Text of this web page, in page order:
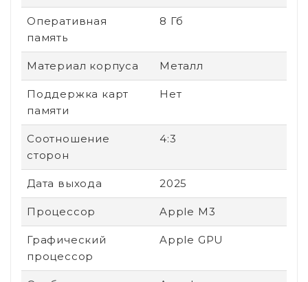
Оперативная
память
8 Гб
Материал корпуса Металл
Поддержка карт
памяти
Нет
Соотношение
сторон
4:3
Дата выхода 2025
Процессор Apple M3
Графический
процессор
Apple GPU